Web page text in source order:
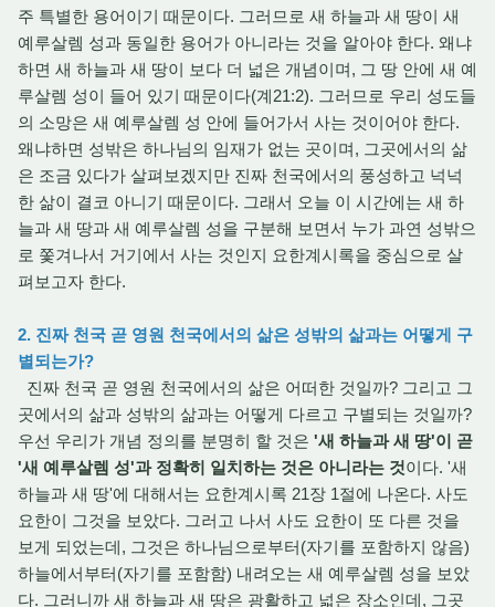
주 특별한 용어이기 때문이다. 그러므로 새 하늘과 새 땅이 새
예루살렘 성과 동일한 용어가 아니라는 것을 알아야 한다. 왜냐
하면 새 하늘과 새 땅이 보다 더 넓은 개념이며, 그 땅 안에 새 예
루살렘 성이 들어 있기 때문이다(계21:2). 그러므로 우리 성도들
의 소망은 새 예루살렘 성 안에 들어가서 사는 것이어야 한다.
왜냐하면 성밖은 하나님의 임재가 없는 곳이며, 그곳에서의 삶
은 조금 있다가 살펴보겠지만 진짜 천국에서의 풍성하고 넉넉
한 삶이 결코 아니기 때문이다. 그래서 오늘 이 시간에는 새 하
늘과 새 땅과 새 예루살렘 성을 구분해 보면서 누가 과연 성밖으
로 쫓겨나서 거기에서 사는 것인지 요한계시록을 중심으로 살
펴보고자 한다.
2. 진짜 천국 곧 영원 천국에서의 삶은 성밖의 삶과는 어떻게 구
별되는가?
진짜 천국 곧 영원 천국에서의 삶은 어떠한 것일까? 그리고 그
곳에서의 삶과 성밖의 삶과는 어떻게 다르고 구별되는 것일까?
우선 우리가 개념 정의를 분명히 할 것은 '새 하늘과 새 땅'이 곧
'새 예루살렘 성'과 정확히 일치하는 것은 아니라는 것이다. '새
하늘과 새 땅'에 대해서는 요한계시록 21장 1절에 나온다. 사도
요한이 그것을 보았다. 그러고 나서 사도 요한이 또 다른 것을
보게 되었는데, 그것은 하나님으로부터(자기를 포함하지 않음)
하늘에서부터(자기를 포함함) 내려오는 새 예루살렘 성을 보았
다. 그러니까 새 하늘과 새 땅은 광활하고 넓은 장소인데, 그곳